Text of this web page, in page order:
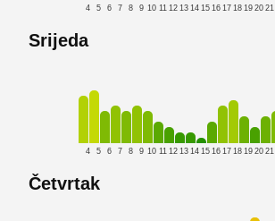
4 5 6 7 8 9 10 11 12 13 14 15 16 17 18 19 20 21
Srijeda
4 5 6 7 8 9 10 11 12 13 14 15 16 17 18 19 20 21
Četvrtak